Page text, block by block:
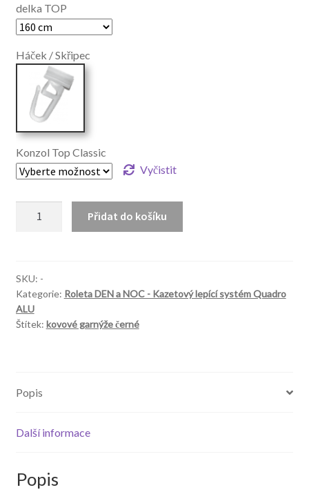
delka TOP
Háček / Skřipec
Konzol Top Classic
Vyčistit
Modern
Cerny
množství
Přidat do košíku
SKU: -
Kategorie: Roleta DEN a NOC - Kazetový lepící systém Quadro
ALU
Štítek: kovové garnýže černé
Popis
Další informace
Popis